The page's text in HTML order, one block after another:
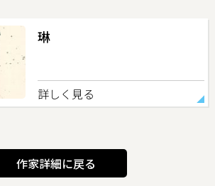
琳
詳しく見る
作家詳細に戻る